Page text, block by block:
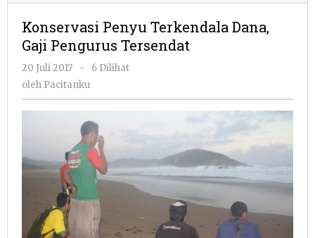
Dana,
Konservasi Penyu Terkendala Dana,
Gaji Pengurus Tersendat
20 Juli 2017
oleh
Pacitanku
-
6 Dilihat
oleh Pacitanku